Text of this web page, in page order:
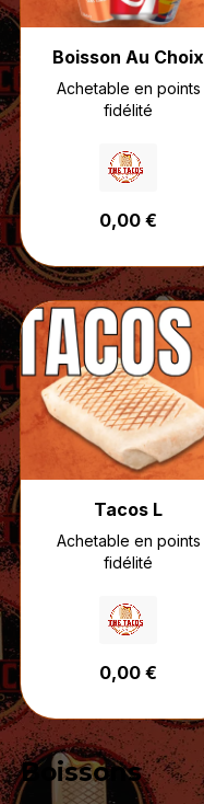
Boisson Au Choix
Achetable en points
fidélité
0,00 €
Tacos L
Achetable en points
fidélité
0,00 €
Boissons